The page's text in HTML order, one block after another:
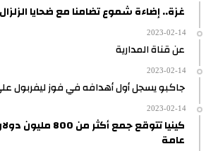
غزة.. إضاءة شموع تضامنا مع ضحايا
2023-02-14
عن قناة المدارية
2023-02-14
جاكبو يسجل أول أهدافه في فوز ليفربول على
2023-02-14
كينيا تتوقع جمع أكثر
عامة